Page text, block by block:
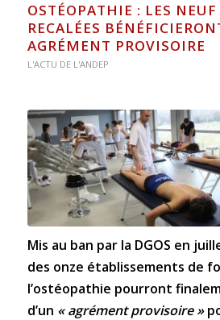
OSTÉOPATHIE : LES NEUF
RECALÉES
AGRÉMENT PROVISOIRE
L'ACTU DE L'ANDEP
Mis au ban par la DGOS en
des onze établissements de
l’ostéopathie pourront
d’un « agrément provisoire »